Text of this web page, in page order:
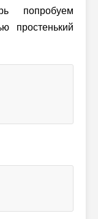
попробуем
простенький